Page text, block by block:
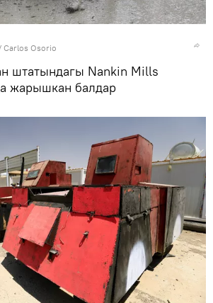
Carlos Osorio
штатындагы Nankin Mills
жарышкан балдар